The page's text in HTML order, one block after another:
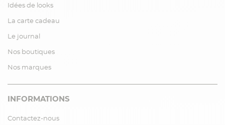
Idées de looks
La carte cadeau
Le journal
Nos boutiques
Nos marques
INFORMATIONS
Contactez-nous